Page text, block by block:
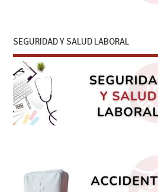
SEGURIDAD Y SALUD LABORAL